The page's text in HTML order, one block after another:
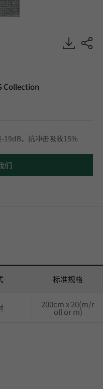
Heterogeneous Sheet,
Collection
19dB，抗冲击吸收15%
们
标准规格
200cm x 20(m/r
oll or m)